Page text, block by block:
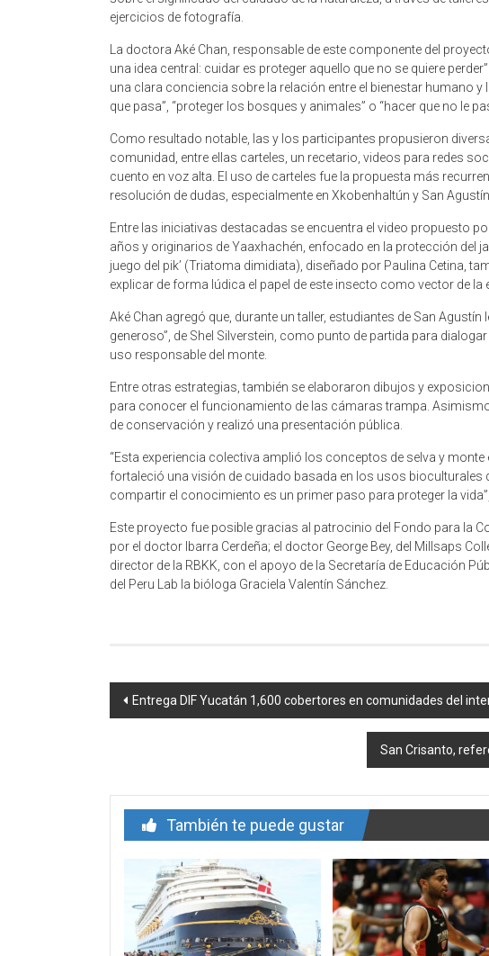
ejercicios de fotografía.
La doctora Aké Chan, responsable de este componente del
una idea central: cuidar es proteger aquello que no se quiere
una clara conciencia sobre la relación entre el bienestar humano
que pasa”, “proteger los bosques y animales” o “hacer que no le
Como resultado notable, las y los participantes propusieron
comunidad, entre ellas carteles, un recetario, videos para redes
cuento en voz alta. El uso de carteles fue la propuesta más
resolución de dudas, especialmente en Xkobenhaltún y San Agustín.
Entre las iniciativas destacadas se encuentra el video propuesto
años y originarios de Yaaxhachén, enfocado en la protección del
juego del pik’ (Triatoma dimidiata), diseñado por Paulina Cetina,
explicar de forma lúdica el papel de este insecto como vector de la
Aké Chan agregó que, durante un taller, estudiantes de San Agustín
generoso”, de Shel Silverstein, como punto de partida para
uso responsable del monte.
Entre otras estrategias, también se elaboraron dibujos y
para conocer el funcionamiento de las cámaras trampa.
de conservación y realizó una presentación pública.
“Esta experiencia colectiva amplió los conceptos de selva y
fortaleció una visión de cuidado basada en los usos bioculturales
compartir el conocimiento es un primer paso para proteger la
Este proyecto fue posible gracias al patrocinio del Fondo para la
por el doctor Ibarra Cerdeña; el doctor George Bey, del Millsaps
director de la RBKK, con el apoyo de la Secretaría de Educación
del Peru Lab la bióloga Graciela Valentín Sánchez.
Navegación
Entrega DIF Yucatán 1,600 cobertores en comunidades del
San Crisanto,
También te puede gustar